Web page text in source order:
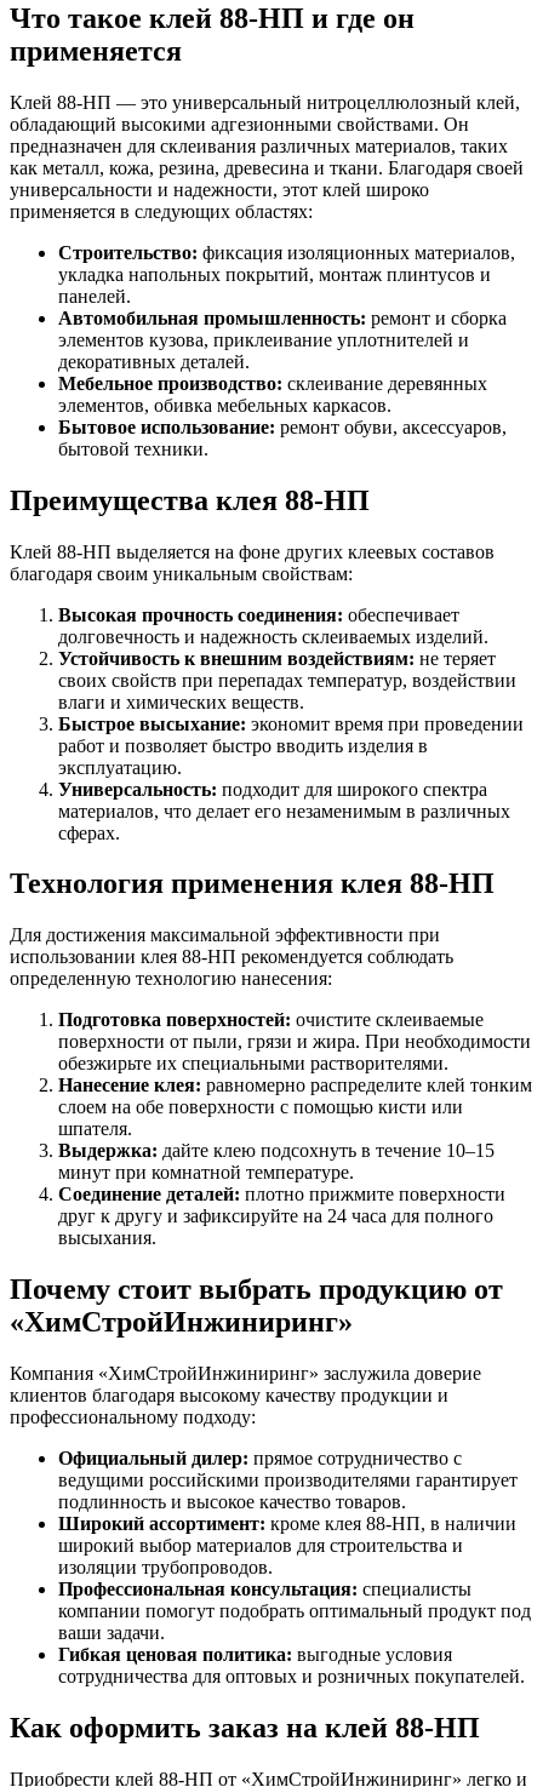
Что такое клей 88-НП и где он
применяется
Клей 88-НП — это универсальный нитроцеллюлозный клей,
обладающий высокими адгезионными свойствами. Он
предназначен для склеивания различных материалов, таких
как металл, кожа, резина, древесина и ткани. Благодаря своей
универсальности и надежности, этот клей широко
применяется в следующих областях:
Строительство: фиксация изоляционных материалов,
укладка напольных покрытий, монтаж плинтусов и
панелей.
Автомобильная промышленность: ремонт и сборка
элементов кузова, приклеивание уплотнителей и
декоративных деталей.
Мебельное производство: склеивание деревянных
элементов, обивка мебельных каркасов.
Бытовое использование: ремонт обуви, аксессуаров,
бытовой техники.
Преимущества клея 88-НП
Клей 88-НП выделяется на фоне других клеевых составов
благодаря своим уникальным свойствам:
Высокая прочность соединения: обеспечивает
долговечность и надежность склеиваемых изделий.
Устойчивость к внешним воздействиям: не теряет
своих свойств при перепадах температур, воздействии
влаги и химических веществ.
Быстрое высыхание: экономит время при проведении
работ и позволяет быстро вводить изделия в
эксплуатацию.
Универсальность: подходит для широкого спектра
материалов, что делает его незаменимым в различных
сферах.
Технология применения клея 88-НП
Для достижения максимальной эффективности при
использовании клея 88-НП рекомендуется соблюдать
определенную технологию нанесения:
Подготовка поверхностей: очистите склеиваемые
поверхности от пыли, грязи и жира. При необходимости
обезжирьте их специальными растворителями.
Нанесение клея: равномерно распределите клей тонким
слоем на обе поверхности с помощью кисти или
шпателя.
Выдержка: дайте клею подсохнуть в течение 10–15
минут при комнатной температуре.
Соединение деталей: плотно прижмите поверхности
друг к другу и зафиксируйте на 24 часа для полного
высыхания.
Почему стоит выбрать продукцию от
«ХимСтройИнжиниринг»
Компания «ХимСтройИнжиниринг» заслужила доверие
клиентов благодаря высокому качеству продукции и
профессиональному подходу:
Официальный дилер: прямое сотрудничество с
ведущими российскими производителями гарантирует
подлинность и высокое качество товаров.
Широкий ассортимент: кроме клея 88-НП, в наличии
широкий выбор материалов для строительства и
изоляции трубопроводов.
Профессиональная консультация: специалисты
компании помогут подобрать оптимальный продукт под
ваши задачи.
Гибкая ценовая политика: выгодные условия
сотрудничества для оптовых и розничных покупателей.
Как оформить заказ на клей 88-НП
Приобрести клей 88-НП от «ХимСтройИнжиниринг» легко и